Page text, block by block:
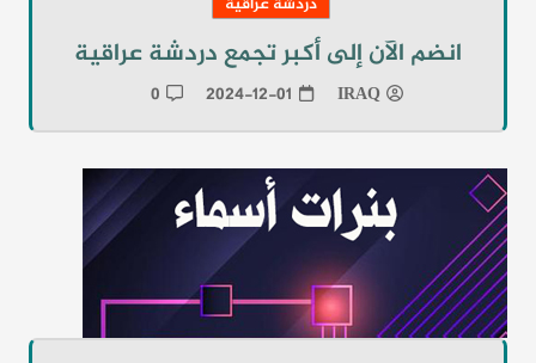
دردشة عراقية
انضم الآن إلى أكبر تجمع دردشة عراقية
IRAQ
2024-12-01
0